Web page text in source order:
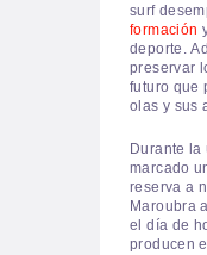
surf
formación
deporte.
preservar
futuro que
olas y sus
Durante la
marcado
reserva a
Maroubra
el día de
producen